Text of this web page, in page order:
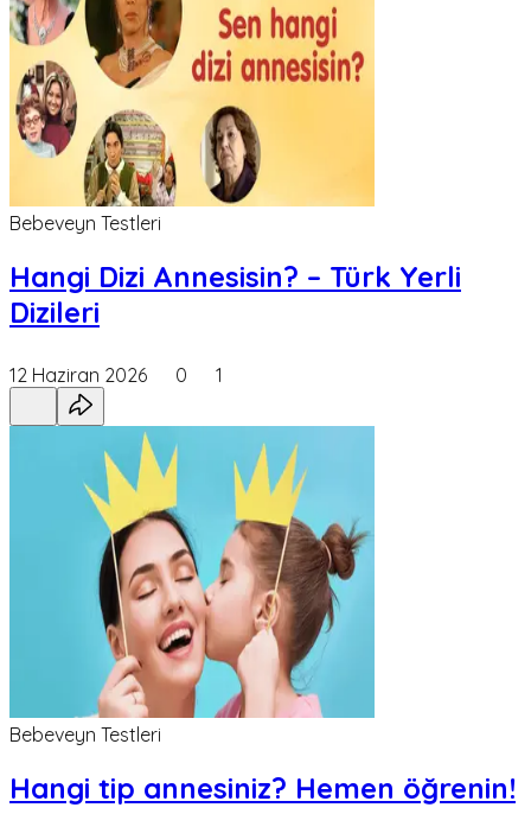
Bebeveyn Testleri
Hangi Dizi Annesisin? – Türk Yerli
Dizileri
12 Haziran 2026 0 1
Bebeveyn Testleri
Hangi tip annesiniz? Hemen öğrenin!